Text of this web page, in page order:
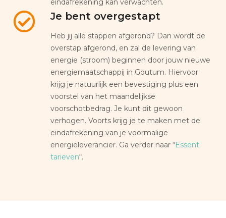
eindafrekening kan verwachten.
Je bent overgestapt
Heb jij alle stappen afgerond? Dan wordt de
overstap afgerond, en zal de levering van
energie (stroom) beginnen door jouw nieuwe
energiemaatschappij in Goutum. Hiervoor
krijg je natuurlijk een bevestiging plus een
voorstel van het maandelijkse
voorschotbedrag. Je kunt dit gewoon
verhogen. Voorts krijg je te maken met de
eindafrekening van je voormalige
energieleverancier. Ga verder naar “Essent
tarieven“.